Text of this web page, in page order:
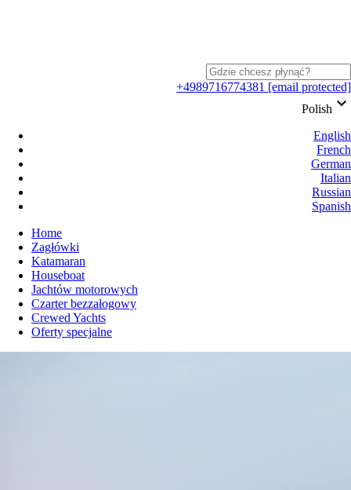
+4989716774381 [email protected]
Polish keyboard_arrow_down
English
French
German
Italian
Russian
Spanish
Home
Zagłówki
Katamaran
Houseboat
Jachtów motorowych
Czarter bezzałogowy
Crewed Yachts
Oferty specjalne